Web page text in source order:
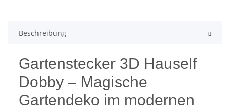
Beschreibung
Gartenstecker 3D Hauself
Dobby – Magische
Gartendeko im modernen